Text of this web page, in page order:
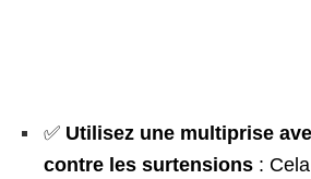
✅ Utilisez une multiprise
contre les surtensions :